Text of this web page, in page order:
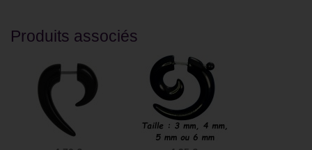
Produits associés